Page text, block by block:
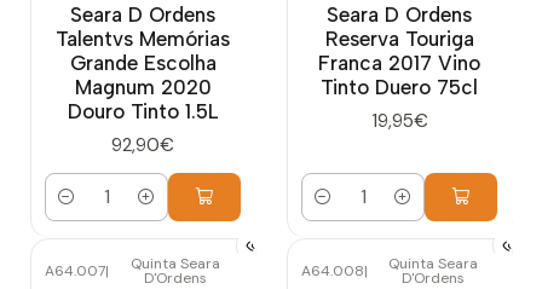
Seara D Ordens
Talentvs Memórias
Grande Escolha
Magnum 2020
Douro Tinto 1.5L
92,90€
Cantidad
Seara D Ordens
Reserva Touriga
Franca 2017 Vino
Tinto Duero 75cl
19,95€
Cantidad
A64.007| Quinta Seara
D'Ordens A64.008| Quinta Seara
D'Ordens